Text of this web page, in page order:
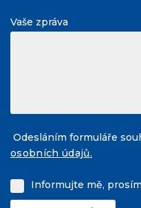
Vaše zpráva
Odesláním formuláře
osobních údajů.
Informujte mě,